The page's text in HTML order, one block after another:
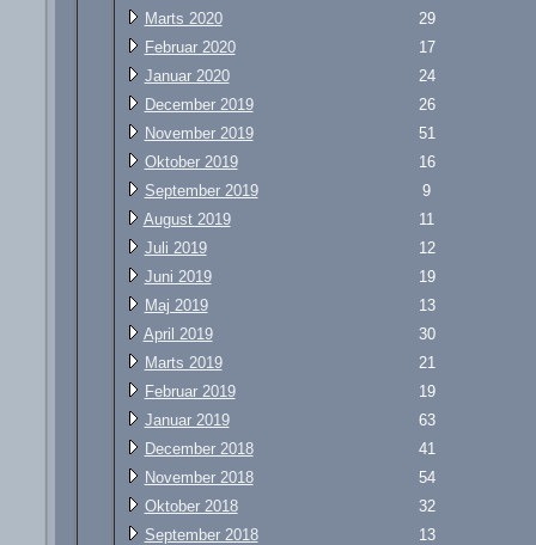
Marts 2020
29
Februar 2020
17
Januar 2020
24
December 2019
26
November 2019
51
Oktober 2019
16
September 2019
9
August 2019
11
Juli 2019
12
Juni 2019
19
Maj 2019
13
April 2019
30
Marts 2019
21
Februar 2019
19
Januar 2019
63
December 2018
41
November 2018
54
Oktober 2018
32
September 2018
13